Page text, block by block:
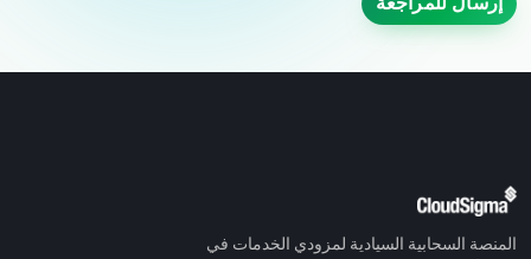
المنصة السحابية السيادية لمزودي الخدمات في